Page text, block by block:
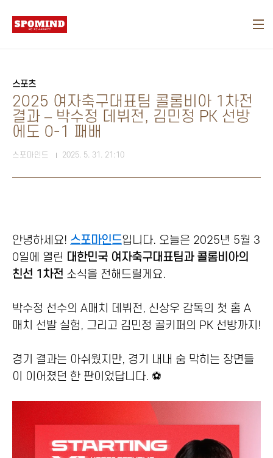
스포츠
2025 여자축구대표팀 콜롬비아 1차전
결과 – 박수정 데뷔전, 김민정 PK 선방
에도 0-1 패배
스포마인드 2025. 5. 31. 21:10
안녕하세요! 스포마인드입니다. 오늘은 2025년 5월 3
0일에 열린 대한민국 여자축구대표팀과 콜롬비아의
친선 1차전 소식을 전해드릴게요.
박수정 선수의 A매치 데뷔전, 신상우 감독의 첫 홈 A
매치 선발 실험, 그리고 김민정 골키퍼의 PK 선방까지!
경기 결과는 아쉬웠지만, 경기 내내 숨 막히는 장면들
이 이어졌던 한 판이었답니다. ⚽